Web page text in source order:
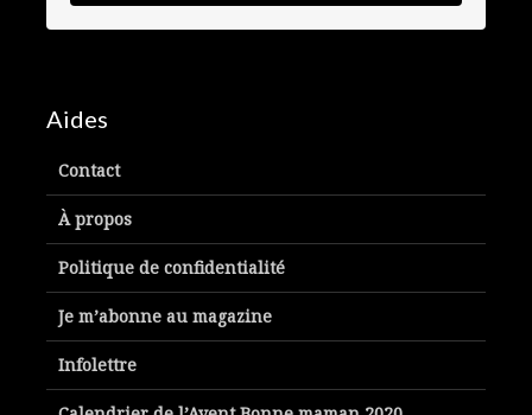
Aides
Contact
À propos
Politique de confidentialité
Je m’abonne au magazine
Infolettre